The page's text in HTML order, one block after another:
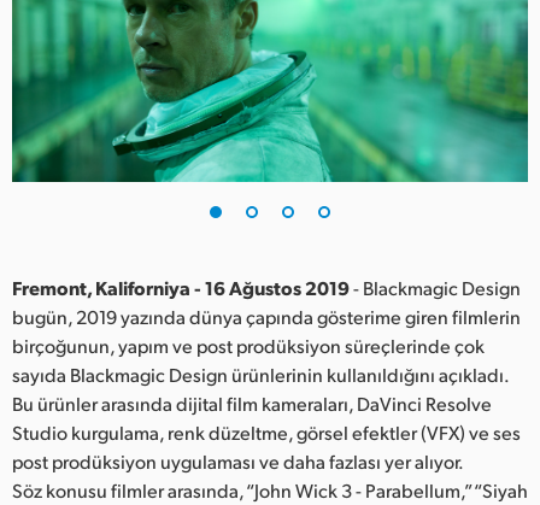
China
Denmark
Finland
France
India
Italy
Japan
Korea
Fremont, Kaliforniya - 16 Ağustos 2019- Blackmagic Design
bugün, 2019 yazında dünya çapında gösterime giren filmlerin
birçoğunun, yapım ve post prodüksiyon süreçlerinde çok
sayıda Blackmagic Design ürünlerinin kullanıldığını açıkladı.
Bu ürünler arasında dijital film kameraları, DaVinci Resolve
Studio kurgulama, renk düzeltme, görsel efektler (VFX) ve ses
post prodüksiyon uygulaması ve daha fazlası yer alıyor.
Söz konusu filmler arasında, “John Wick 3 - Parabellum,” “Siyah